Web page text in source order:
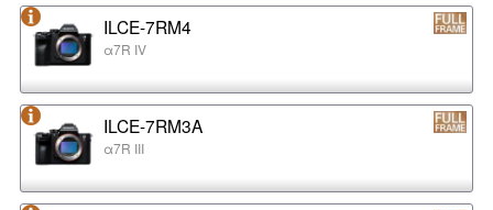
ILCE-7RM4
α7R IV
ILCE-7RM3A
α7R III